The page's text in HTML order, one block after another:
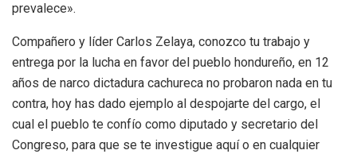
prevalece».
Compañero y líder Carlos Zelaya, conozco tu trabajo y
entrega por la lucha en favor del pueblo hondureño, en 12
años de narco dictadura cachureca no probaron nada en tu
contra, hoy has dado ejemplo al despojarte del cargo, el
cual el pueblo te confío como diputado y secretario del
Congreso, para que se te investigue aquí o en cualquier